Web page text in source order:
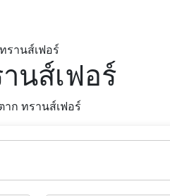
รานส์เฟอร์
นส์เฟอร์
ก ทรานส์เฟอร์